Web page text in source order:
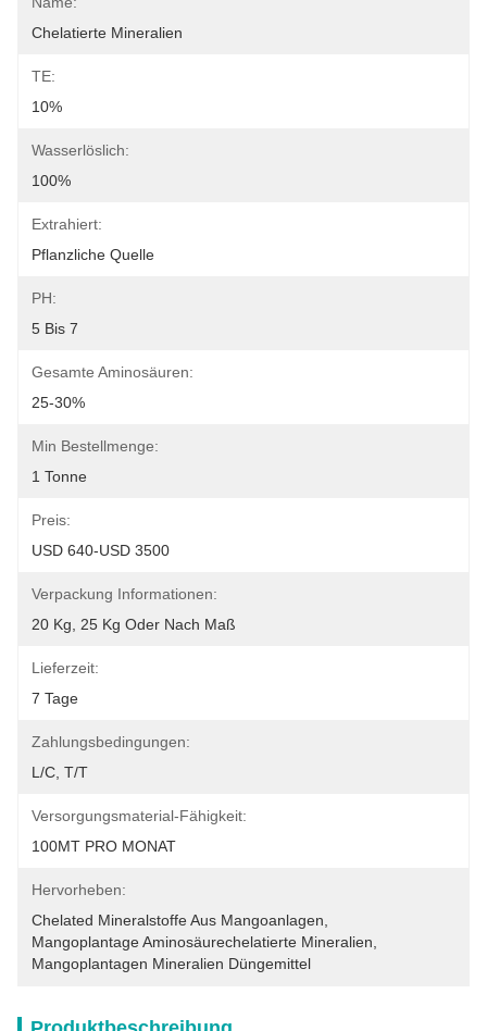
Chelatierte Mineralien
TE:
10%
Wasserlöslich:
100%
Extrahiert:
Pflanzliche Quelle
PH:
5 Bis 7
Gesamte Aminosäuren:
25-30%
Min Bestellmenge:
1 Tonne
Preis:
USD 640-USD 3500
Verpackung Informationen:
20 Kg, 25 Kg Oder Nach Maß
Lieferzeit:
7 Tage
Zahlungsbedingungen:
L/C, T/T
Versorgungsmaterial-Fähigkeit:
100MT PRO MONAT
Hervorheben:
Chelated Mineralstoffe Aus Mangoanlagen
Mangoplantage Aminosäurechelatierte Mineralien
Mangoplantagen Mineralien Düngemittel